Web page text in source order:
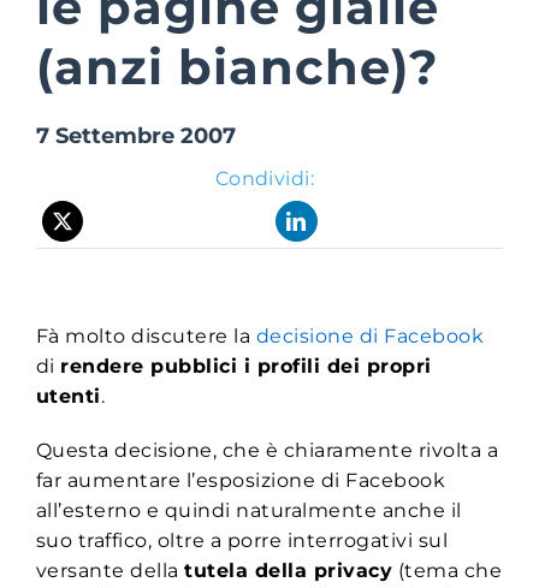
Suite Login
(anzi bianche)?
7 Settembre 2007
Condividi:
Fà molto discutere la decisione di Facebook
di rendere pubblici i profili dei propri
utenti.
Questa decisione, che è chiaramente rivolta a
far aumentare l’esposizione di Facebook
all’esterno e quindi naturalmente anche il
suo traffico, oltre a porre interrogativi sul
versante dellatutela della privacy (tema che